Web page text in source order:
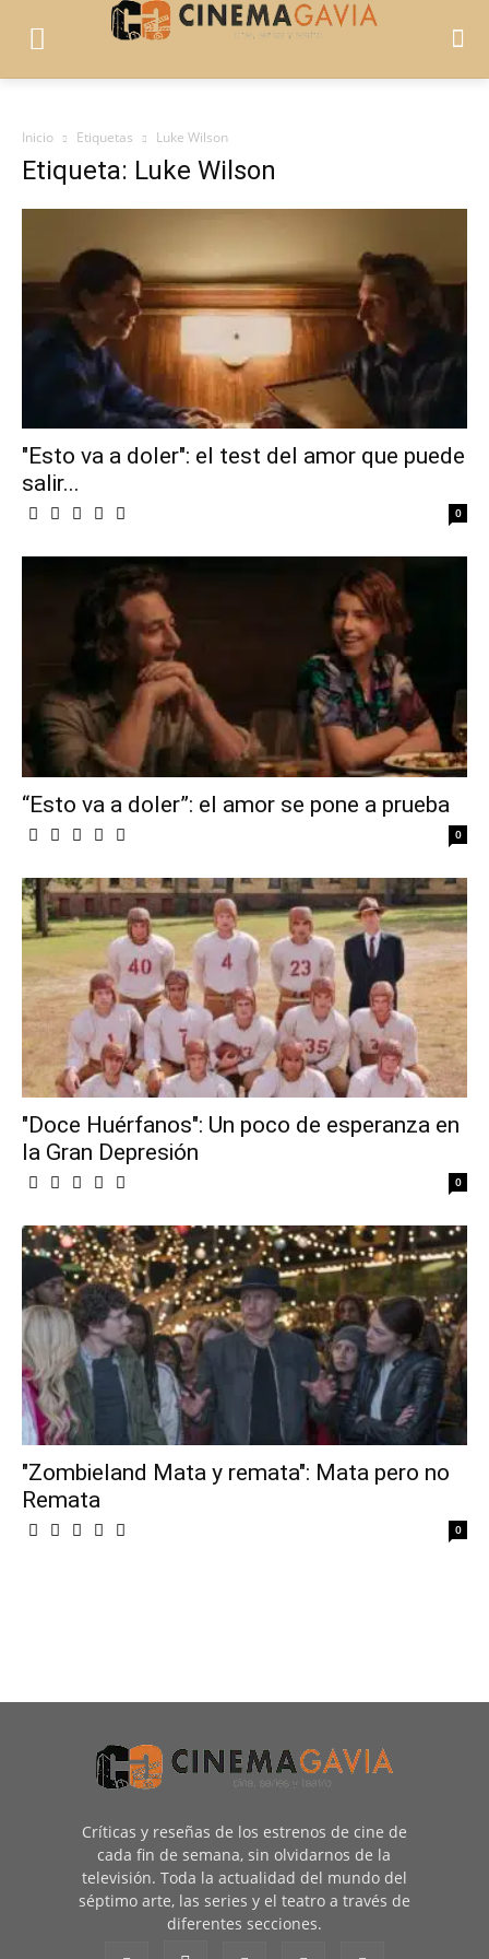
Inicio Etiquetas Luke Wilson
Etiqueta: Luke Wilson
"Esto va a doler": el test del amor que puede
salir...
0
“Esto va a doler”: el amor se pone a prueba
0
"Doce Huérfanos": Un poco de esperanza en
la Gran Depresión
0
"Zombieland Mata y remata": Mata pero no
Remata
0
Críticas y reseñas de los estrenos de cine de
cada fin de semana, sin olvidarnos de la
televisión. Toda la actualidad del mundo del
séptimo arte, las series y el teatro a través de
diferentes secciones.